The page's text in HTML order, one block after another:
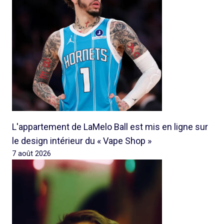
L'appartement de LaMelo Ball est mis en ligne sur
le design intérieur du « Vape Shop »
7 août 2026